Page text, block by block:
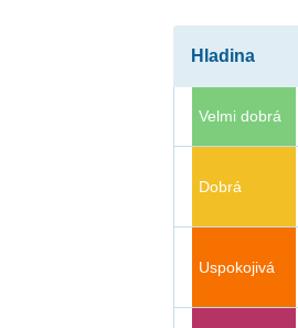
Hladina
Velmi dobrá
Dobrá
Uspokojivá